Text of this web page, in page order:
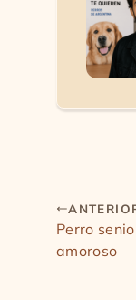
Perro
amoroso